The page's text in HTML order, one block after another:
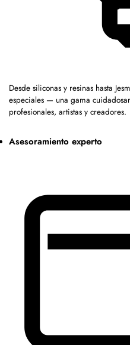
Desde siliconas y resinas hasta
especiales — una gama
profesionales, artistas y creadores.
Asesoramiento experto